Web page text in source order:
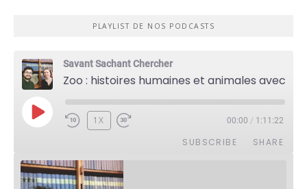
PLAYLIST DE NOS PODCASTS
Savant Sachant Chercher
PLAY
EPISODE
1X 00:00 / 1:11:22
SUBSCRIBE SHARE